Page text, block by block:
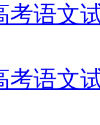
考语文
考语文